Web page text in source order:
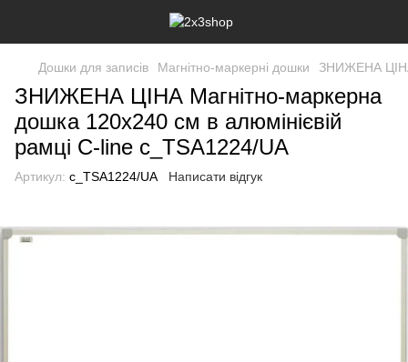
Дошки для записів Магнітно-маркерні дошки ЗНИЖЕНА ЦІНА
ЗНИЖЕНА ЦІНА Магнітно-маркерна
дошка 120x240 см в алюмінієвій
рамці C-line c_TSA1224/UA
Артикул: c_TSA1224/UA Написати відгук